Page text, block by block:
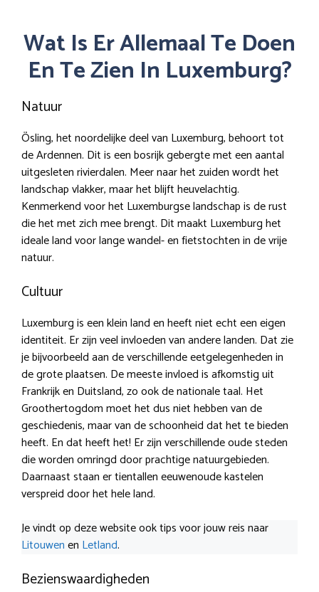
Wat Is Er Allemaal Te Doen
En Te Zien In Luxemburg?
Natuur
Ösling, het noordelijke deel van Luxemburg, behoort tot
de Ardennen. Dit is een bosrijk gebergte met een aantal
uitgesleten rivierdalen. Meer naar het zuiden wordt het
landschap vlakker, maar het blijft heuvelachtig.
Kenmerkend voor het Luxemburgse landschap is de rust
die het met zich mee brengt. Dit maakt Luxemburg het
ideale land voor lange wandel- en fietstochten in de vrije
natuur.
Cultuur
Luxemburg is een klein land en heeft niet echt een eigen
identiteit. Er zijn veel invloeden van andere landen. Dat zie
je bijvoorbeeld aan de verschillende eetgelegenheden in
de grote plaatsen. De meeste invloed is afkomstig uit
Frankrijk en Duitsland, zo ook de nationale taal. Het
Groothertogdom moet het dus niet hebben van de
geschiedenis, maar van de schoonheid dat het te bieden
heeft. En dat heeft het! Er zijn verschillende oude steden
die worden omringd door prachtige natuurgebieden.
Daarnaast staan er tientallen eeuwenoude kastelen
verspreid door het hele land.
Je vindt op deze website ook tips voor jouw reis naar
Litouwenen Letland.
Bezienswaardigheden